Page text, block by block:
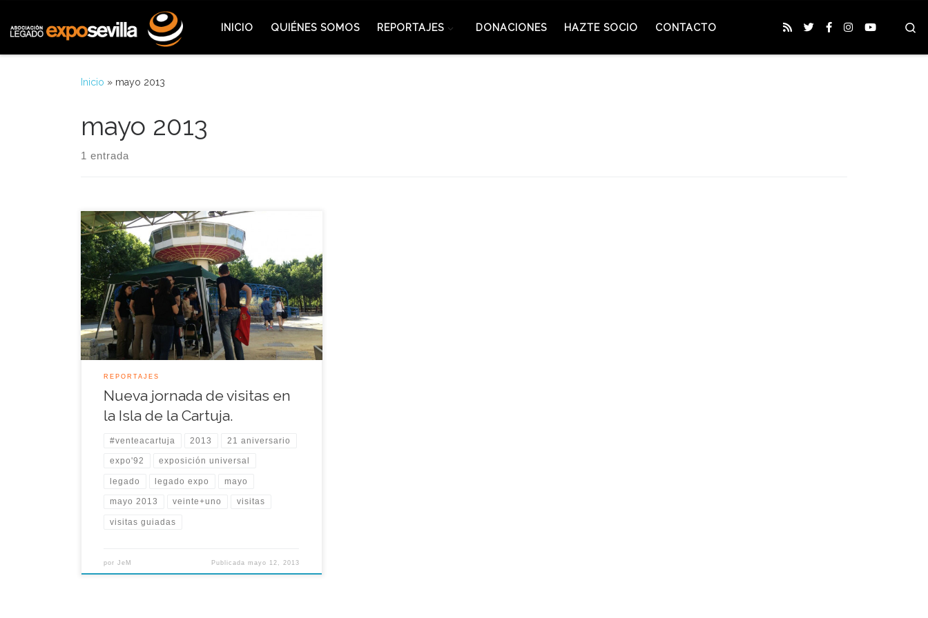
INICIO QUIÉNES SOMOS REPORTAJES DONACIONES HAZTE SOCIO CONTACTO
Inicio » mayo 2013
mayo 2013
1 entrada
De nuevo, seis meses después, volvemos a cumplir
uno de nuestros objetivos: Llevar a la ciudadanía el
patrimonio que la Cartuja encierra, y que a veces la
ciudad no toma en consideración como se debería.
Este propósito, al igual que en abril y octubre de
2012, se ha llevado a […]
REPORTAJES
Nueva jornada de visitas en
la Isla de la Cartuja.
#venteacartuja 2013 21 aniversario
expo'92 exposición universal
legado legado expo mayo
mayo 2013 veinte+uno visitas
visitas guiadas
porJeM Publicada mayo 12, 2013